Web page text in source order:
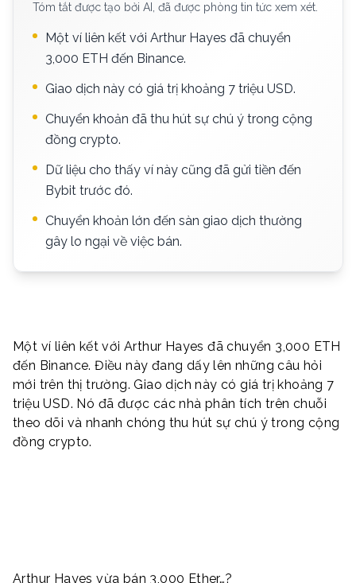
Tóm tắt được tạo bởi AI, đã được phòng tin tức xem xét.
Một ví liên kết với Arthur Hayes đã chuyển
3,000 ETH đến Binance.
Giao dịch này có giá trị khoảng 7 triệu USD.
Chuyển khoản đã thu hút sự chú ý trong cộng
đồng crypto.
Dữ liệu cho thấy ví này cũng đã gửi tiền đến
Bybit trước đó.
Chuyển khoản lớn đến sàn giao dịch thường
gây lo ngại về việc bán.
Một ví liên kết với Arthur Hayes đã chuyển 3,000 ETH
đến Binance. Điều này đang dấy lên những câu hỏi
mới trên thị trường. Giao dịch này có giá trị khoảng 7
triệu USD. Nó đã được các nhà phân tích trên chuỗi
theo dõi và nhanh chóng thu hút sự chú ý trong cộng
đồng crypto.
Arthur Hayes vừa bán 3,000 Ether…?